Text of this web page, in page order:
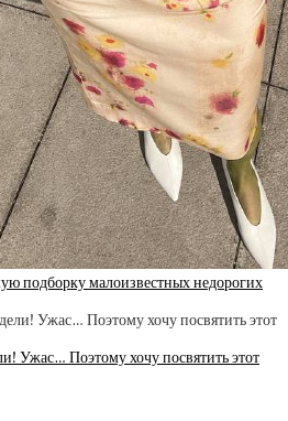
подборку малоизвестных недорогих
Ужас… Поэтому хочу посвятить этот